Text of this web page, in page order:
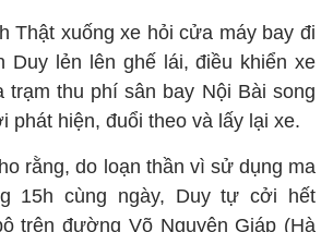
Thật xuống xe hỏi cửa máy bay đi
Duy lẻn lên ghế lái, điều khiển xe
trạm thu phí sân bay Nội Bài song
phát hiện, đuổi theo và lấy lại xe.
rằng, do loạn thần vì sử dụng ma
15h cùng ngày, Duy tự cởi hết
trên đường Võ Nguyên Giáp (Hà